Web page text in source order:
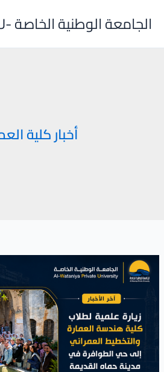
المحتوىالجامعة الوطنية الخاصة -WPU-
أخبار كلية
زيارة
علمية
هندسة
العمارة
والتخطيط
العمراني